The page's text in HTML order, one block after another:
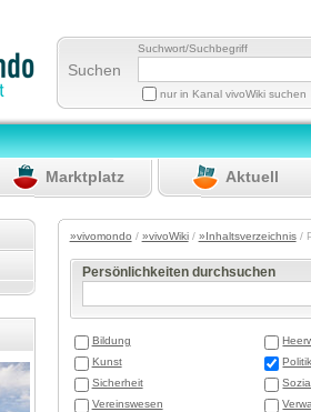
Suchen
Suchwort/Suchbegriff
nur in Kanal vivoWiki suchen
Marktplatz Aktuell
»vivomondo / »vivoWiki/ »Inhaltsverzeichnis/
Persönlichkeiten durchsuchen
Bildung
Kunst
Sicherheit
Vereinswesen